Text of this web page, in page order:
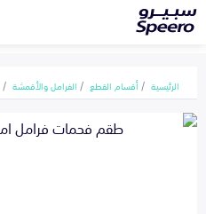
الرئيسية أقسام القطع الفرامل والأقمشة